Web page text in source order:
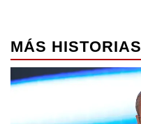
MÁS HISTORIAS